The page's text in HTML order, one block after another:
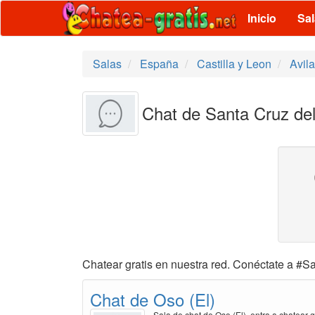
Inicio
Salas España Castilla y Leon Avila
Chat de Santa Cruz
Chatear gratis en nuestra red. Conéctate a
Chat de Oso (El)